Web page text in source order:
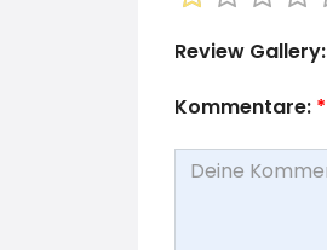
Review Gallery:
Kommentare: *